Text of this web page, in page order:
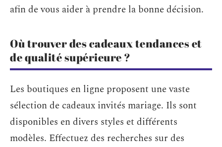
afin de vous aider à prendre la bonne décision.
Où trouver des cadeaux tendances et
de qualité supérieure ?
Les boutiques en ligne proposent une vaste
sélection de cadeaux invités mariage. Ils sont
disponibles en divers styles et différents
modèles. Effectuez des recherches sur des